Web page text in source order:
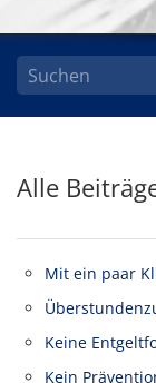
Alle
Mit ein paar
Keine
Kein